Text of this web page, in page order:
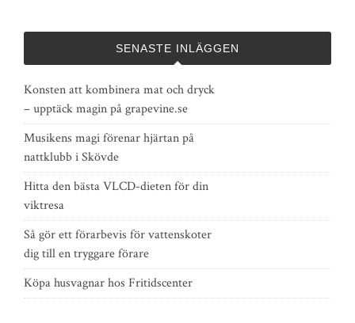
SENASTE INLÄGGEN
Konsten att kombinera mat och dryck
– upptäck magin på grapevine.se
Musikens magi förenar hjärtan på
nattklubb i Skövde
Hitta den bästa VLCD-dieten för din
viktresa
Så gör ett förarbevis för vattenskoter
dig till en tryggare förare
Köpa husvagnar hos Fritidscenter